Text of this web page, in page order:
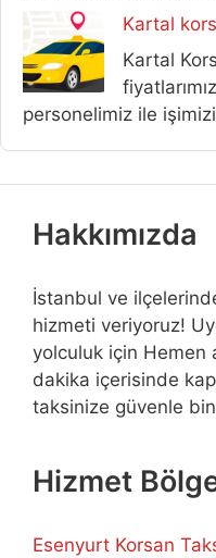
Kartal
Kartal
personelimiz ile
Hakkımızda
İstanbul ve
hizmeti veriyoruz!
yolculuk için Hemen
dakika içerisinde
taksinize güvenle
Hizmet
Esenyurt Korsan